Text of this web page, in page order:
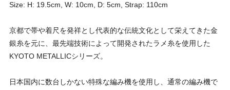
Size: H: 19.5cm, W: 10cm, D: 5cm, Strap: 110cm
京都で帯や着尺を発祥とし代表的な伝統文化として栄えてきた金
銀糸を元に、最先端技術によって開発されたラメ糸を使用した
KYOTO METALLICシリーズ。
日本国内に数台しかない特殊な編み機を使用し、通常の編み機で